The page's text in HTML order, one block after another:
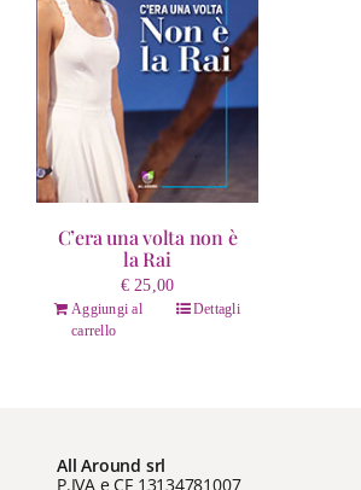
C’era una volta non è
la Rai
€25,00
Aggiungi al
carrello
Dettagli
All Around srl
P.IVA e CF 13134781007